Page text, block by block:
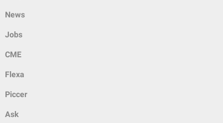
News
Jobs
CME
Flexa
Piccer
Ask